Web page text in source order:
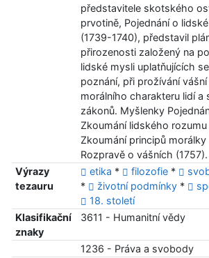
představitele skotského
prvotině, Pojednání o
(1739-1740), představil
přirozenosti založený na
lidské mysli uplatňujících
poznání, při prožívání
morálního charakteru lidí a
zákonů. Myšlenky
Zkoumání lidského rozumu
Zkoumání principů morálky
Rozpravě o vášních (1757).
Výrazy
tezauru
etika * filozofie*
*
životní podmínky*
18. století
Klasifikační
znaky
3611 - Humanitní vědy
1236 - Práva a svobody